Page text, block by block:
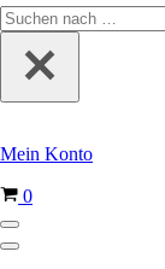
Suchen
nach …
Mein Konto
Warenkorb
0
Navigationsmenü
Navigationsmenü